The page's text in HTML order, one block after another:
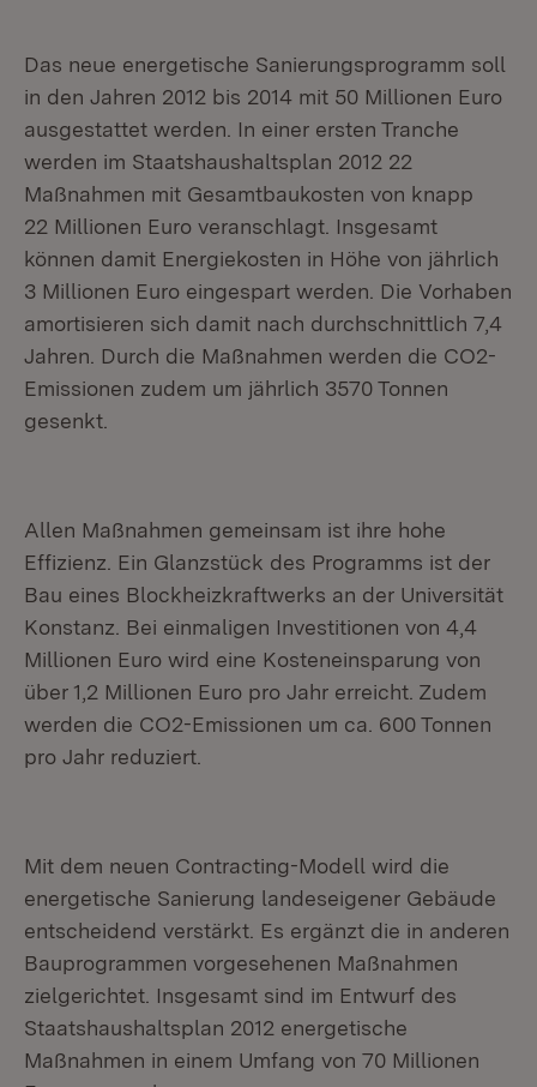
Das neue energetische Sanierungsprogramm soll
in den Jahren 2012 bis 2014 mit 50 Millionen Euro
ausgestattet werden. In einer ersten Tranche
werden im Staatshaushaltsplan 2012 22
Maßnahmen mit Gesamtbaukosten von knapp
22 Millionen Euro veranschlagt. Insgesamt
können damit Energiekosten in Höhe von jährlich
3 Millionen Euro eingespart werden. Die Vorhaben
amortisieren sich damit nach durchschnittlich 7,4
Jahren. Durch die Maßnahmen werden die CO2-
Emissionen zudem um jährlich 3570 Tonnen
gesenkt.
Allen Maßnahmen gemeinsam ist ihre hohe
Effizienz. Ein Glanzstück des Programms ist der
Bau eines Blockheizkraftwerks an der Universität
Konstanz. Bei einmaligen Investitionen von 4,4
Millionen Euro wird eine Kosteneinsparung von
über 1,2 Millionen Euro pro Jahr erreicht. Zudem
werden die CO2-Emissionen um ca. 600 Tonnen
pro Jahr reduziert.
Mit dem neuen Contracting-Modell wird die
energetische Sanierung landeseigener Gebäude
entscheidend verstärkt. Es ergänzt die in anderen
Bauprogrammen vorgesehenen Maßnahmen
zielgerichtet. Insgesamt sind im Entwurf des
Staatshaushaltsplan 2012 energetische
Maßnahmen in einem Umfang von 70 Millionen